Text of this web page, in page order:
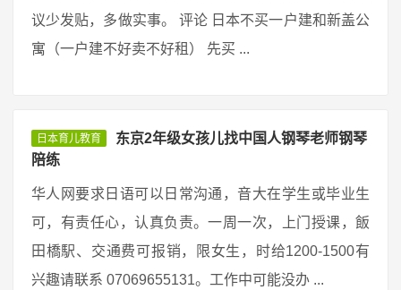
议少发贴，多做实事。 评论 日本不买一户建和新盖公
寓（一户建不好卖不好租） 先买 ...
日本育儿教育
东京2年级女孩儿找中国人钢琴老师钢琴
陪练
华人网要求日语可以日常沟通，音大在学生或毕业生
可，有责任心，认真负责。一周一次，上门授课，飯
田橋駅、交通费可报销，限女生，时给1200-1500有
兴趣请联系 07069655131。工作中可能没办 ...